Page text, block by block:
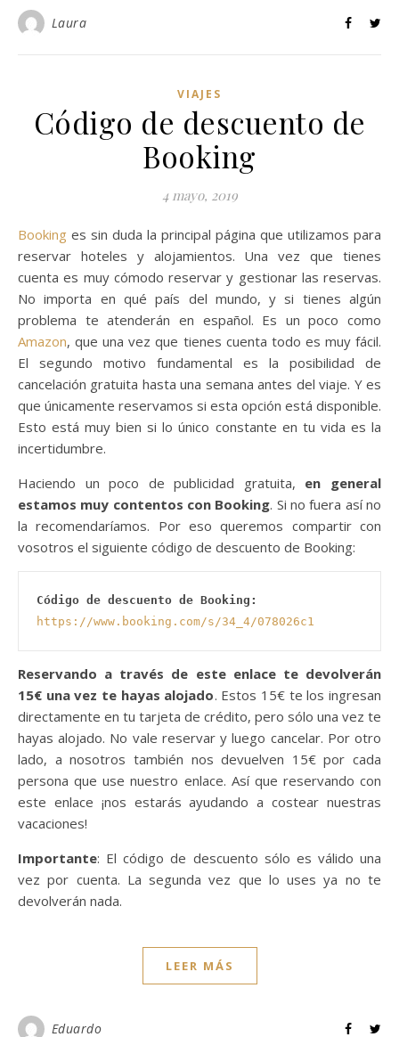
Laura
VIAJES
Código de descuento de
Booking
4 mayo, 2019
Booking es sin duda la principal página que utilizamos para
reservar hoteles y alojamientos. Una vez que tienes
cuenta es muy cómodo reservar y gestionar las reservas.
No importa en qué país del mundo, y si tienes algún
problema te atenderán en español. Es un poco como
Amazon, que una vez que tienes cuenta todo es muy fácil.
El segundo motivo fundamental es la posibilidad de
cancelación gratuita hasta una semana antes del viaje. Y es
que únicamente reservamos si esta opción está disponible.
Esto está muy bien si lo único constante en tu vida es la
incertidumbre.
Haciendo un poco de publicidad gratuita, en general
estamos muy contentos con Booking. Si no fuera así no
la recomendaríamos. Por eso queremos compartir con
vosotros el siguiente código de descuento de Booking:
Código de descuento de Booking:
https://www.booking.com/s/34_4/078026c1
Reservando a través de este enlace te devolverán
15€ una vez te hayas alojado. Estos 15€ te los ingresan
directamente en tu tarjeta de crédito, pero sólo una vez te
hayas alojado. No vale reservar y luego cancelar. Por otro
lado, a nosotros también nos devuelven 15€ por cada
persona que use nuestro enlace. Así que reservando con
este enlace ¡nos estarás ayudando a costear nuestras
vacaciones!
Importante: El código de descuento sólo es válido una
vez por cuenta. La segunda vez que lo uses ya no te
devolverán nada.
LEER MÁS
Eduardo